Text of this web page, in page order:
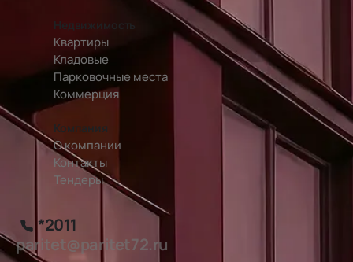
Недвижимость
Квартиры
Кладовые
Парковочные места
Коммерция
Компания
О компании
Контакты
Тендеры
*2011
paritet@paritet72.ru